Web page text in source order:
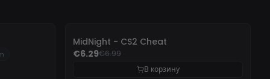
- 10%
MidNight - CS2 Cheat
€6.29€6.99
В корзину